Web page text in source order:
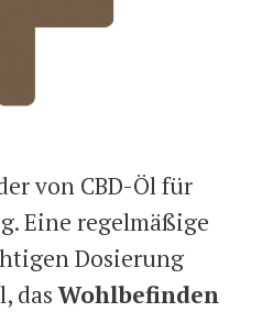
von CBD-Öl für
Eine regelmäßige
Dosierung
dasWohlbefinden